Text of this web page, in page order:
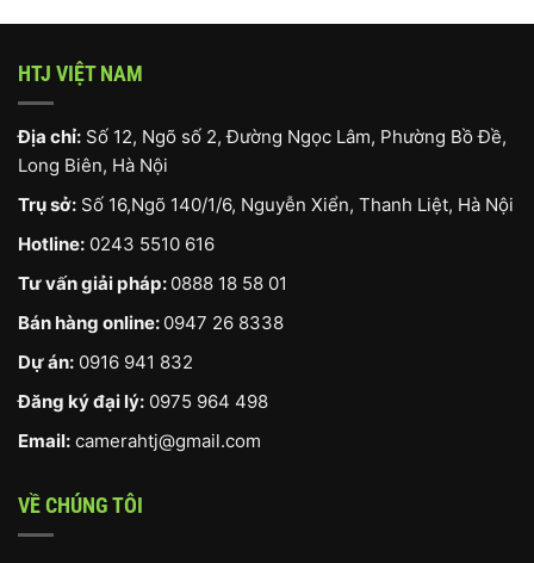
HTJ VIỆT NAM
Địa chỉ: Số 12, Ngõ số 2, Đường Ngọc Lâm, Phường Bồ Đề,
Long Biên, Hà Nội
Trụ sở: Số 16,Ngõ 140/1/6, Nguyễn Xiển, Thanh Liệt, Hà Nội
Hotline: 0243 5510 616
Tư vấn giải pháp: 0888 18 58 01
Bán hàng online: 0947 26 8338
Dự án: 0916 941 832
Đăng ký đại lý: 0975 964 498
Email: camerahtj@gmail.com
VỀ CHÚNG TÔI